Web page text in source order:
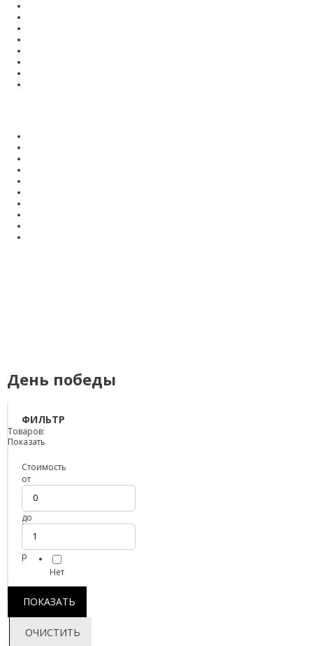
День победы
ФИЛЬТР
Товаров:
Показать
Стоимость
от
до
р
Закупочные
+15%
Нет
ПОКАЗАТЬ
ОЧИСТИТЬ
товаров